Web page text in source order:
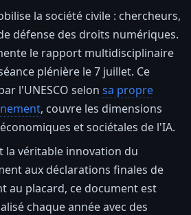
la société civile : chercheurs,
défense des droits numériques.
le rapport multidisciplinaire
plénière le 7 juillet. Ce
l'UNESCO selon sa propre
, couvre les dimensions
et sociétales de l'IA.
la véritable innovation du
aux déclarations finales de
au placard, ce document est
chaque année avec des